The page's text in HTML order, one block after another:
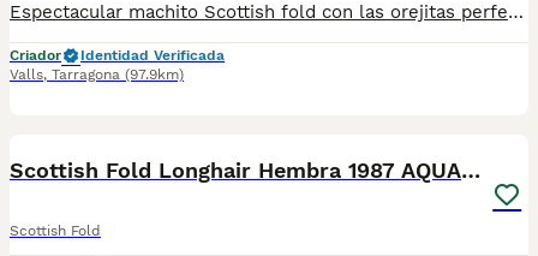
Espectacular machito Scottish fold con las orejitas perfectamente dobladas.Color silver ns11.Muy cariñoso y sociable listo para reservar.Se entrega vacunado,desparasitado,revisión y cartilla sanitaria,posibilidad de pedigrí.
Criador
Identidad Verificada
Valls, Tarragona (97.9km)
Scottish Fold Longhair Hembra 1987 AQUANATURA
Scottish Fold